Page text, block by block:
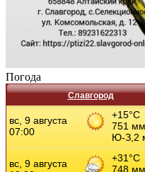
Погода
Славгород